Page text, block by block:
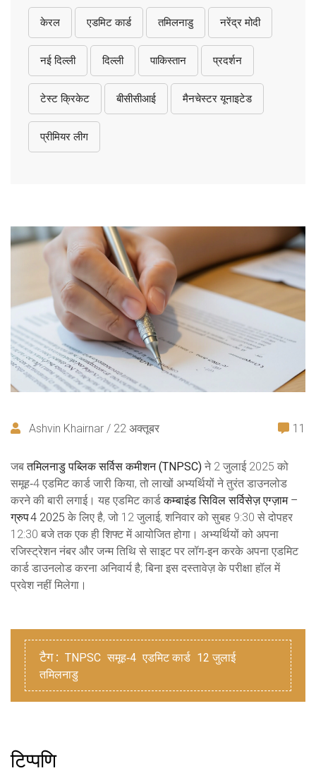
केरल एडमिट कार्ड तमिलनाडु नरेंद्र मोदी
नई दिल्ली दिल्ली पाकिस्तान प्रदर्शन
टेस्ट क्रिकेट बीसीसीआई मैनचेस्टर यूनाइटेड
प्रीमियर लीग
Ashvin Khairnar / 22 अक्तूबर 11
जबतमिलनाडु पब्लिक सर्विस कमीशन (TNPSC) ने 2 जुलाई 2025 को
समूह‑4 एडमिट कार्ड जारी किया, तो लाखों अभ्यर्थियों ने तुरंत डाउनलोड
करने की बारी लगाई। यह एडमिट कार्डकम्बाइंड सिविल सर्विसेज़ एग्ज़ाम –
ग्रुप 4 2025 के लिए है, जो 12 जुलाई, शनिवार को सुबह 9:30 से दोपहर
12:30 बजे तक एक ही शिफ्ट में आयोजित होगा। अभ्यर्थियों को अपना
रजिस्ट्रेशन नंबर और जन्म तिथि से साइट पर लॉग‑इन करके अपना एडमिट
कार्ड डाउनलोड करना अनिवार्य है; बिना इस दस्तावेज़ के परीक्षा हॉल में
प्रवेश नहीं मिलेगा।
टैग : TNPSC समूह‑4 एडमिट कार्ड 12 जुलाई
तमिलनाडु
टिप्पणि